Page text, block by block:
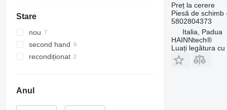
Stare
nou
second hand
recondiționat
Anul
Preț la cerere
Piesă de schimb
5802804373
Italia, Padua
HAINNtech®
Luați legătura